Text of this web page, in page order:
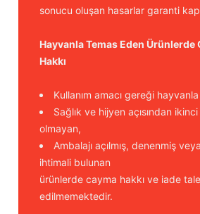
sonucu oluşan hasarlar garanti
Hayvanla Temas Eden Ürünlerde
Hakkı
Kullanım amacı gereği
Sağlık ve hijyen açısından
olmayan,
Ambalajı açılmış, denenmiş
ihtimali bulunan
ürünlerde cayma hakkı ve iade
edilmemektedir.